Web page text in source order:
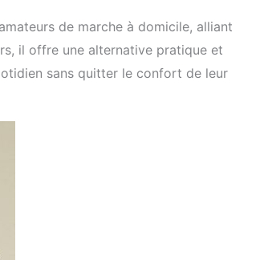
de marche à domicile, alliant
il offre une alternative pratique et
sans quitter le confort de leur